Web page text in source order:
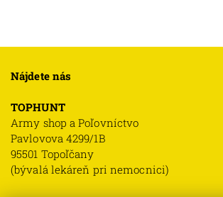
Nájdete nás
TOPHUNT
Army shop a Poľovníctvo
Pavlovova 4299/1B
95501 Topoľčany
(bývalá lekáreň pri nemocnici)